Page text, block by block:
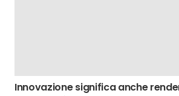
Innovazione significa anche